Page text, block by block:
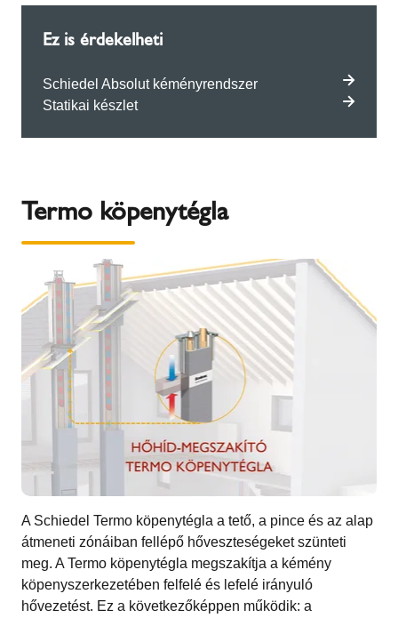
Ez is érdekelheti
Schiedel Absolut kéményrendszer
Statikai készlet
Termo köpenytégla
A Schiedel Termo köpenytégla a tető, a pince és az alap
átmeneti zónáiban fellépő hőveszteségeket szünteti
meg. A Termo köpenytégla megszakítja a kémény
köpenyszerkezetében felfelé és lefelé irányuló
hővezetést. Ez a következőképpen működik: a